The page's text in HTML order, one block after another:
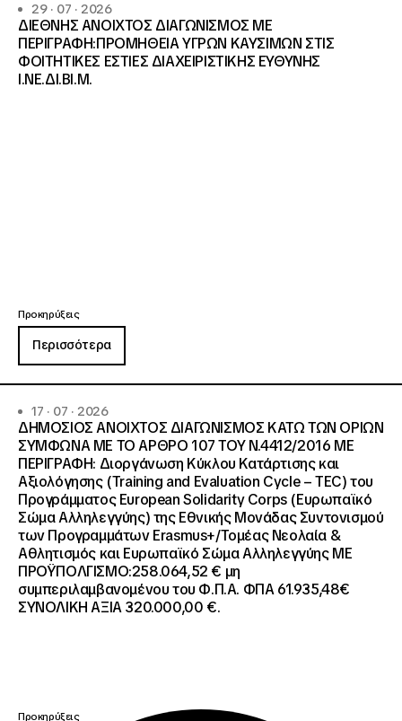
29 · 07 · 2026
ΔΙΕΘΝΗΣ ΑΝΟΙΧΤΟΣ ΔΙΑΓΩΝΙΣΜΟΣ ΜΕ
ΠΕΡΙΓΡΑΦΗ:ΠΡΟΜΗΘΕΙΑ ΥΓΡΩΝ ΚΑΥΣΙΜΩΝ ΣΤΙΣ
ΦΟΙΤΗΤΙΚΕΣ ΕΣΤΙΕΣ ΔΙΑΧΕΙΡΙΣΤΙΚΗΣ ΕΥΘΥΝΗΣ
Ι.ΝΕ.ΔΙ.ΒΙ.Μ.
Προκηρύξεις
Περισσότερα
17 · 07 · 2026
ΔΗΜΟΣΙΟΣ ΑΝΟΙΧΤΟΣ ΔΙΑΓΩΝΙΣΜΟΣ ΚΑΤΩ ΤΩΝ ΟΡΙΩΝ
ΣΥΜΦΩΝΑ ΜΕ ΤΟ ΑΡΘΡΟ 107 ΤΟΥ Ν.4412/2016 ΜΕ
ΠΕΡΙΓΡΑΦΗ: Διοργάνωση Κύκλου Κατάρτισης και
Αξιολόγησης (Training and Evaluation Cycle – TEC) του
Προγράμματος European Solidarity Corps (Ευρωπαϊκό
Σώμα Αλληλεγγύης) της Εθνικής Μονάδας Συντονισμού
των Προγραμμάτων Erasmus+/Τομέας Νεολαία &
Αθλητισμός και Ευρωπαϊκό Σώμα Αλληλεγγύης ΜΕ
ΠΡΟΫΠΟΛΓΙΣΜΟ:258.064,52 € μη
συμπεριλαμβανομένου του Φ.Π.Α. ΦΠΑ 61.935,48€
ΣΥΝΟΛΙΚΗ ΑΞΙΑ 320.000,00 €.
Προκηρύξεις